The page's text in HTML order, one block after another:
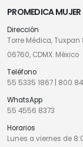
PROMEDICA MUJER
Dirección
Torre Médica,
06760, CDMX. México
Teléfono
55 5335 1867 | 800
WhatsApp
55 4556 8373
Horarios
Lunes a viernes de